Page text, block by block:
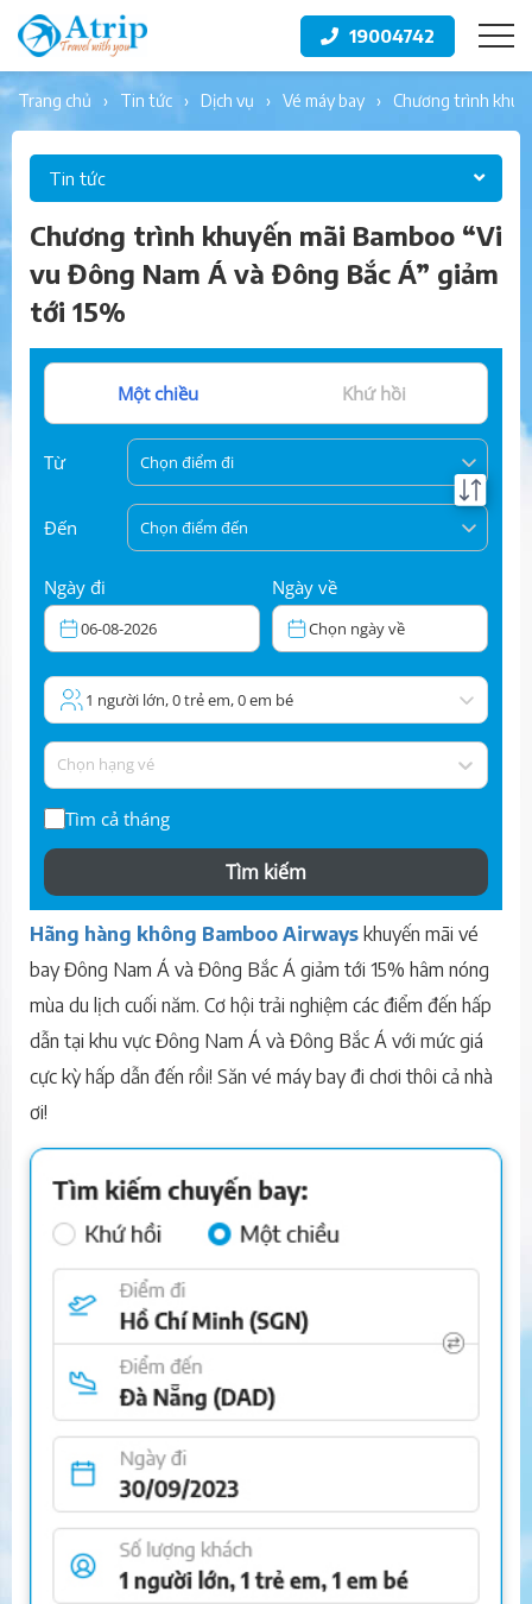
19004742
trang chủ tin tức dịch vụ vé máy bay chương trình
Tin tức
Chương trình khuyến mãi Bamboo “Vi
vu Đông Nam Á và Đông Bắc Á” giảm
tới 15%
Một chiều Khứ hồi
Từ Chọn điểm đi
Đến Chọn điểm đến
Ngày đi
06-08-2026
Ngày về
Chọn ngày về
1 người lớn, 0 trẻ em, 0 em bé
Chọn hạng vé
Tìm cả tháng
Tìm kiếm
Hãng hàng không Bamboo Airways khuyến mãi vé
bay Đông Nam Á và Đông Bắc Á giảm tới 15% hâm nóng
mùa du lịch cuối năm. Cơ hội trải nghiệm các điểm đến hấp
dẫn tại khu vực Đông Nam Á và Đông Bắc Á với mức giá
cực kỳ hấp dẫn đến rồi! Săn vé máy bay đi chơi thôi cả nhà
ơi!